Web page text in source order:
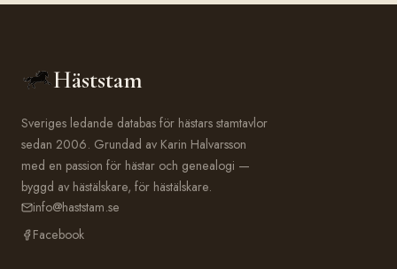
Häststam
Sveriges ledande databas för hästars stamtavlor
sedan 2006. Grundad av Karin Halvarsson
med en passion för hästar och genealogi —
byggd av hästälskare, för hästälskare.
info@haststam.se
Facebook